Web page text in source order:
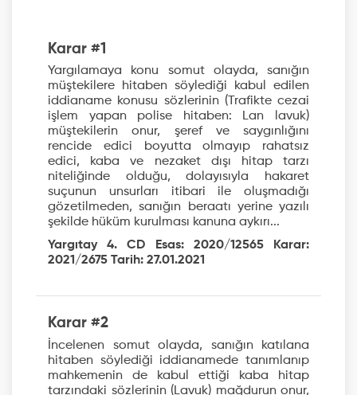
Karar #1
Yargılamaya konu somut olayda, sanığın
müştekilere hitaben söylediği kabul edilen
iddianame konusu sözlerinin (Trafikte cezai
işlem yapan polise hitaben: Lan lavuk)
müştekilerin onur, şeref ve saygınlığını
rencide edici boyutta olmayıp rahatsız
edici, kaba ve nezaket dışı hitap tarzı
niteliğinde olduğu, dolayısıyla hakaret
suçunun unsurları itibari ile oluşmadığı
gözetilmeden, sanığın beraatı yerine yazılı
şekilde hüküm kurulması kanuna aykırı...
Yargıtay 4. CD Esas: 2020/12565 Karar:
2021/2675 Tarih: 27.01.2021
Karar #2
İncelenen somut olayda, sanığın katılana
hitaben söylediği iddianamede tanımlanıp
mahkemenin de kabul ettiği kaba hitap
tarzındaki sözlerinin (Lavuk) mağdurun onur,